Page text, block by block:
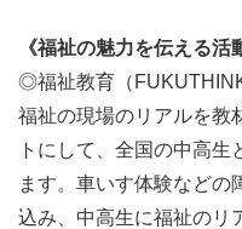
《福祉の魅力を伝える活
◎福祉教育（FUKUTHINK
福祉の現場のリアルを教
トにして、全国の中高
ます。車いす体験などの
込み、中高生に福祉のリ